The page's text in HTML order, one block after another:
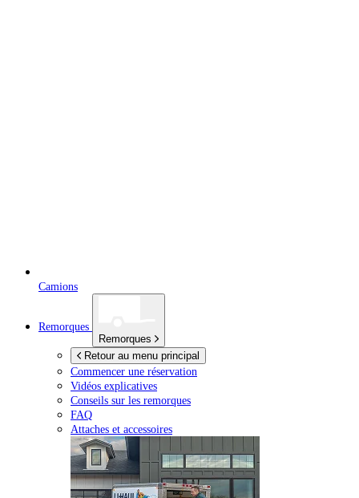
Camions
Remorques
Remorques
Retour au menu principal
Commencer une réservation
Vidéos explicatives
Conseils sur les remorques
FAQ
Attaches et accessoires